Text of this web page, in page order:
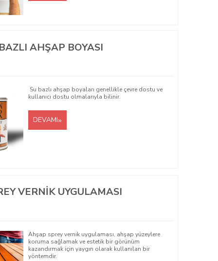
AHŞAP BOYASI
Su bazlı ahşap boyaları genellikle çevre dostu ve
kullanıcı dostu olmalarıyla bilinir.
DEVAMI
VERNIK UYGULAMASI
Ahşap sprey vernik uygulaması, ahşap yüzeylere
koruma sağlamak ve estetik bir görünüm
kazandırmak için yaygın olarak kullanılan bir
yöntemdir.